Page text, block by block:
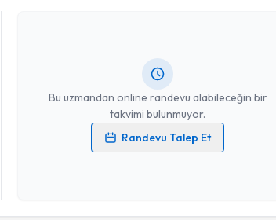
Bu uzmandan online randevu alabileceğin bir
takvimi bulunmuyor.
Randevu Talep Et
Prof. Dr. Ahmet Suat Topaktaş
Kişisel verilerimin işlenmesine ilişkinAydınlatma Metni